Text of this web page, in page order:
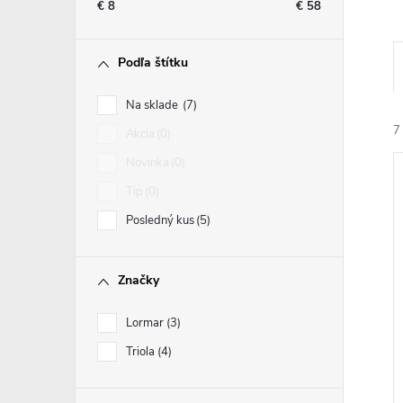
€ 8 € 58
Podľa štítku
Na sklade 7
Posledný kus 5
Značky
Lormar 3
Triola 4
a7